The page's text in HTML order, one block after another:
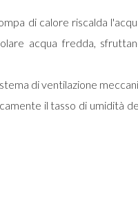
di calore riscalda
acqua fredda,
di ventilazione
il tasso di umidità